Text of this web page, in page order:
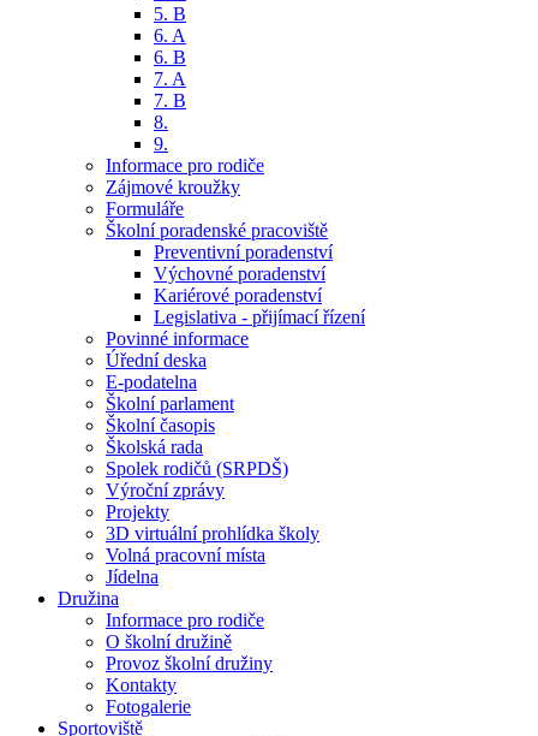
5. B
6. A
6. B
7. A
7. B
8.
9.
Informace pro rodiče
Zájmové kroužky
Formuláře
Školní poradenské pracoviště
Preventivní poradenství
Výchovné poradenství
Kariérové poradenství
Legislativa - přijímací řízení
Povinné informace
Úřední deska
E-podatelna
Školní parlament
Školní časopis
Školská rada
Spolek rodičů (SRPDŠ)
Výroční zprávy
Projekty
3D virtuální prohlídka školy
Volná pracovní místa
Jídelna
Družina
Informace pro rodiče
O školní družině
Provoz školní družiny
Kontakty
Fotogalerie
Sportoviště